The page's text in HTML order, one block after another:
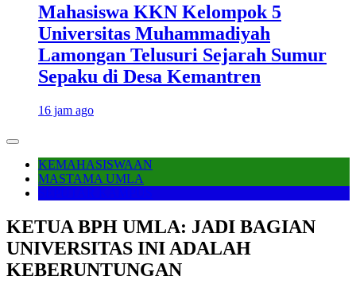
Mahasiswa KKN Kelompok 5
Universitas Muhammadiyah
Lamongan Telusuri Sejarah Sumur
Sepaku di Desa Kemantren
16 jam ago
KEMAHASISWAAN
MASTAMA UMLA
KETUA BPH UMLA: JADI BAGIAN
UNIVERSITAS INI ADALAH
KEBERUNTUNGAN